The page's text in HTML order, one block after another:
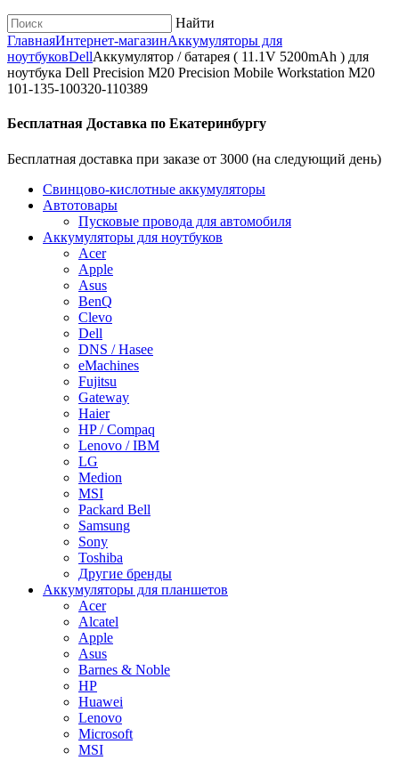
Найти
ГлавнаяИнтернет-магазинАккумуляторы для
ноутбуковDellАккумулятор / батарея ( 11.1V 5200mAh ) для
ноутбука Dell Precision M20 Precision Mobile Workstation M20
101-135-100320-110389
Бесплатная Доставка по Екатеринбургу
Бесплатная доставка при заказе от 3000 (на следующий день)
Cвинцово-кислотные аккумуляторы
Автотовары
Пусковые провода для автомобиля
Аккумуляторы для ноутбуков
Acer
Apple
Asus
BenQ
Clevo
Dell
DNS / Hasee
eMachines
Fujitsu
Gateway
Haier
HP / Compaq
Lenovo / IBM
LG
Medion
MSI
Packard Bell
Samsung
Sony
Toshiba
Другие бренды
Аккумуляторы для планшетов
Acer
Alcatel
Apple
Asus
Barnes & Noble
HP
Huawei
Lenovo
Microsoft
MSI